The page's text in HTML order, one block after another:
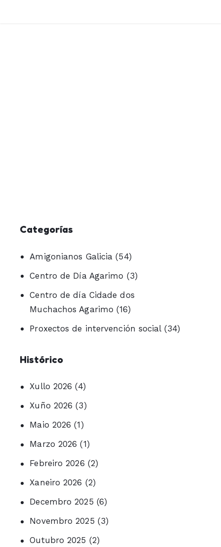
Categorías
Amigonianos Galicia (54)
Centro de Día Agarimo (3)
Centro de día Cidade dos
Muchachos Agarimo (16)
Proxectos de intervención social(34)
Histórico
Xullo 2026 (4)
Xuño 2026 (3)
Maio 2026 (1)
Marzo 2026 (1)
Febreiro 2026 (2)
Xaneiro 2026 (2)
Decembro 2025 (6)
Novembro 2025 (3)
Outubro 2025 (2)